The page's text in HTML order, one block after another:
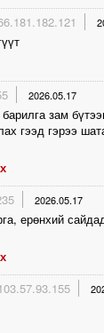
2026.05.17
зам
гээд гэрээ
2026.05.17
ерөнхий